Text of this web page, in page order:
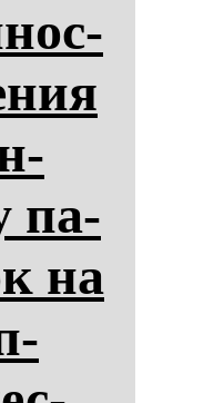
па­
на